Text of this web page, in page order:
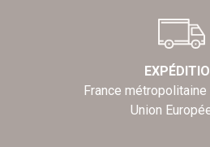
France
Union